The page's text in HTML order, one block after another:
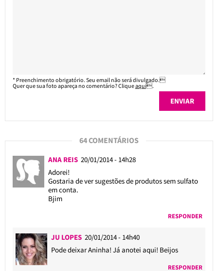
* Preenchimento obrigatório. Seu email não será divulgado.
Quer que sua foto apareça no comentário? Cliqueaqui.
64 COMENTÁRIOS
ANA REIS 20/01/2014 - 14h28
Adorei!
Gostaria de ver sugestões de produtos sem sulfato
em conta.
Bjim
RESPONDER
JU LOPES 20/01/2014 - 14h40
Pode deixar Aninha! Já anotei aqui! Beijos
RESPONDER